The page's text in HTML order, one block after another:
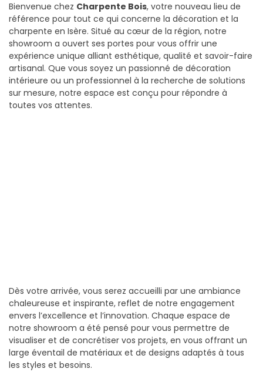
Bienvenue chez Charpente Bois, votre nouveau lieu de
référence pour tout ce qui concerne la décoration et la
charpente en Isère. Situé au cœur de la région, notre
showroom a ouvert ses portes pour vous offrir une
expérience unique alliant esthétique, qualité et savoir-faire
artisanal. Que vous soyez un passionné de décoration
intérieure ou un professionnel à la recherche de solutions
sur mesure, notre espace est conçu pour répondre à
toutes vos attentes.
Dès votre arrivée, vous serez accueilli par une ambiance
chaleureuse et inspirante, reflet de notre engagement
envers l’excellence et l’innovation. Chaque espace de
notre showroom a été pensé pour vous permettre de
visualiser et de concrétiser vos projets, en vous offrant un
large éventail de matériaux et de designs adaptés à tous
les styles et besoins.